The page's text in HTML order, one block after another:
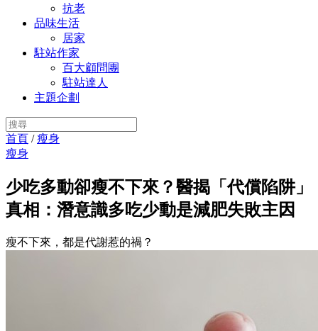
抗老
品味生活
居家
駐站作家
百大顧問團
駐站達人
主題企劃
首頁 /瘦身
瘦身
少吃多動卻瘦不下來？醫揭「代償陷阱」
真相：潛意識多吃少動是減肥失敗主因
瘦不下來，都是代謝惹的禍？